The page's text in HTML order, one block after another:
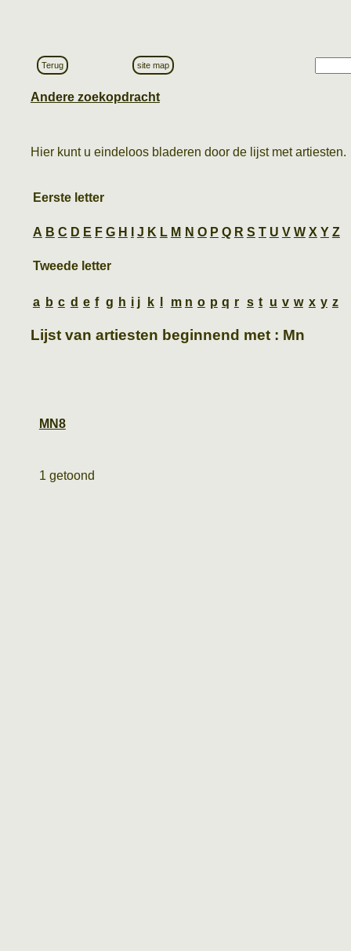
Terug site map
Andere zoekopdracht
Hier kunt u eindeloos bladeren door de lijst met artiesten.
Eerste letter
A B C D E F G H J K L M N O P Q R S T U V W X Y Z
Tweede letter
a b c d e f g h i j k m n o p q r s t u v w x y z
Lijst van artiesten beginnend met : Mn
MN8
1 getoond